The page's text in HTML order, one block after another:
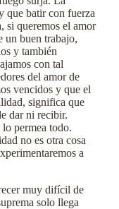
que batir con fuerza
si queremos el amor
un buen trabajo,
y también
con tal
del amor de
vencidos y que el
significa que
dar ni recibir.
permea todo.
no es otra cosa
a
muy difícil de
solo llega